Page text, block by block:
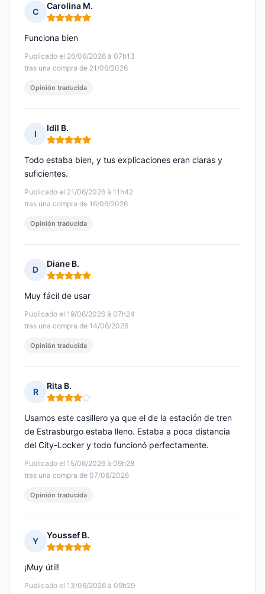
C
Carolina M.
Nota: 5 de 5
Publicado el 26/06/2026 à 07h13
tras una compra de 21/06/2026
Funciona bien
Opinión traducida
I
Idil B.
Nota: 5 de 5
Publicado el 21/06/2026 à 11h42
tras una compra de 16/06/2026
Todo estaba bien, y tus explicaciones eran claras y
suficientes.
Opinión traducida
D
Diane B.
Nota: 5 de 5
Publicado el 19/06/2026 à 07h24
tras una compra de 14/06/2026
Muy fácil de usar
Opinión traducida
R
Rita B.
Nota: 4 de 5
Publicado el 15/06/2026 à 09h28
tras una compra de 07/06/2026
Usamos este casillero ya que el de la estación de tren
de Estrasburgo estaba lleno. Estaba a poca distancia
del City-Locker y todo funcionó perfectamente.
Opinión traducida
Y
Youssef B.
Nota: 5 de 5
Publicado el 13/06/2026 à 09h29
¡Muy útil!